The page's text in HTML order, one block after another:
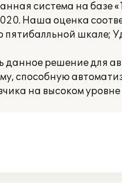
система на базе
Наша оценка
шкале;
данное решение для
способную
на высоком